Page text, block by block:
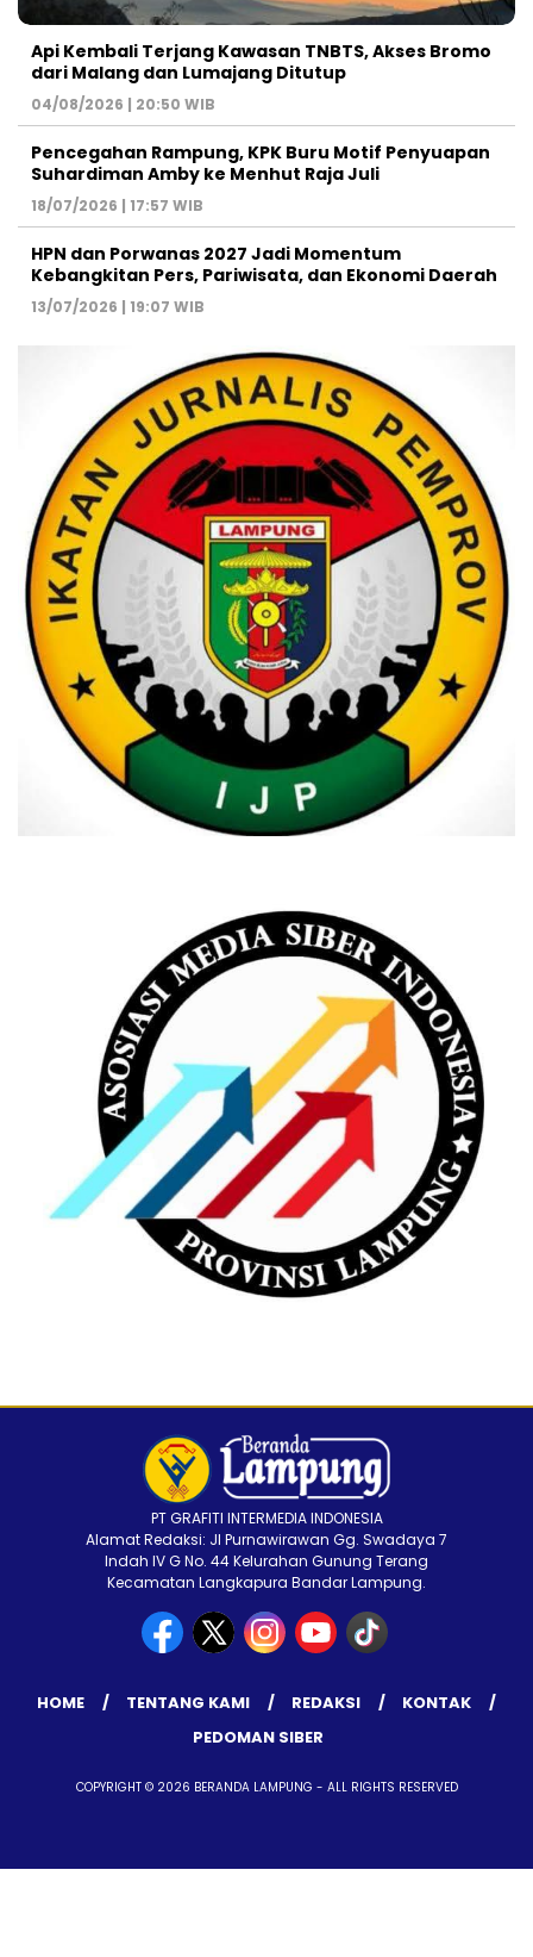
Api Kembali Terjang Kawasan TNBTS, Akses Bromo
dari Malang dan Lumajang Ditutup
04/08/2026 | 20:50 WIB
Pencegahan Rampung, KPK Buru Motif Penyuapan
Suhardiman Amby ke Menhut Raja Juli
18/07/2026 | 17:57 WIB
HPN dan Porwanas 2027 Jadi Momentum
Kebangkitan Pers, Pariwisata, dan Ekonomi Daerah
13/07/2026 | 19:07 WIB
PT GRAFITI INTERMEDIA INDONESIA
Alamat Redaksi: Jl Purnawirawan Gg. Swadaya 7
Indah IV G No. 44 Kelurahan Gunung Terang
Kecamatan Langkapura Bandar Lampung.
HOME TENTANG KAMI REDAKSI
KONTAK
PEDOMAN SIBER
COPYRIGHT © 2026 BERANDA LAMPUNG - ALL RIGHTS RESERVED